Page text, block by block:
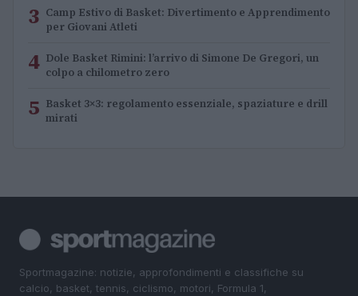
3 Camp Estivo di Basket: Divertimento e Apprendimento
per Giovani Atleti
4 Dole Basket Rimini: l’arrivo di Simone De Gregori, un
colpo a chilometro zero
5 Basket 3×3: regolamento essenziale, spaziature e drill
mirati
Sportmagazine: notizie, approfondimenti e classifiche su
calcio, basket, tennis, ciclismo, motori, Formula 1,